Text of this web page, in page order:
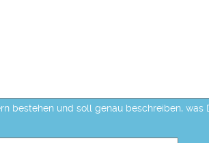
bestehen und soll genau beschreiben, was